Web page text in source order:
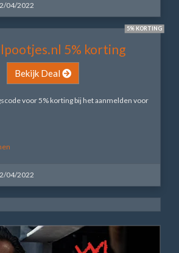
04/2022
5% KORTING
5% korting
Bekijk Deal
voor 5% korting bij het aanmelden voor
04/2022